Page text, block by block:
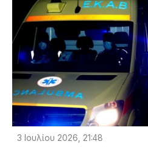
3 Ιουλίου 2026, 21:48